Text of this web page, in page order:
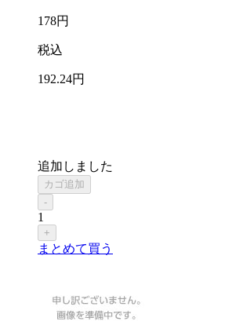
178円
税込
192.24円
追加しました
カゴ追加
-
1
+
まとめて買う